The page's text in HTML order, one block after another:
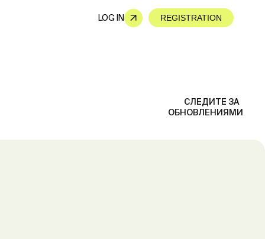
LOG IN REGISTRATION
СЛЕДИТЕ ЗА
ОБНОВЛЕНИЯМИ